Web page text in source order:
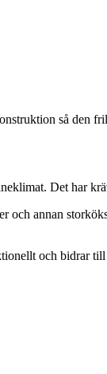
så den
Det har
annan
och bidrar